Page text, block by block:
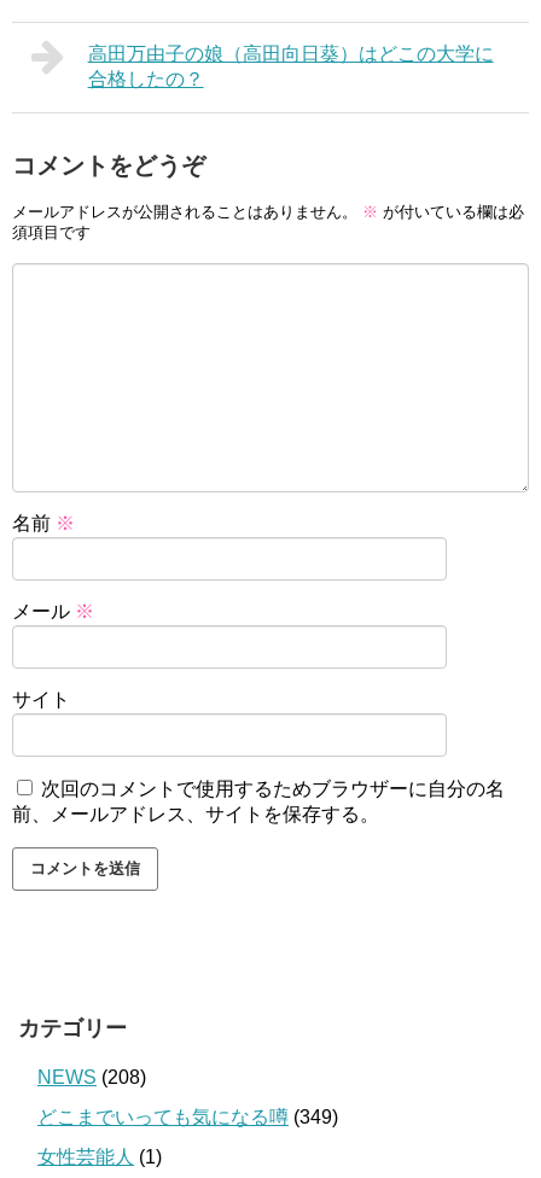
高田万由子の娘（高田向日葵）はどこの大学に
合格したの？
コメントをどうぞ
メールアドレスが公開されることはありません。 ※ が付いている欄は必
須項目です
名前 ※
メール ※
サイト
次回のコメントで使用するためブラウザーに自分の名
前、メールアドレス、サイトを保存する。
カテゴリー
NEWS (208)
どこまでいっても気になる噂 (349)
女性芸能人 (1)